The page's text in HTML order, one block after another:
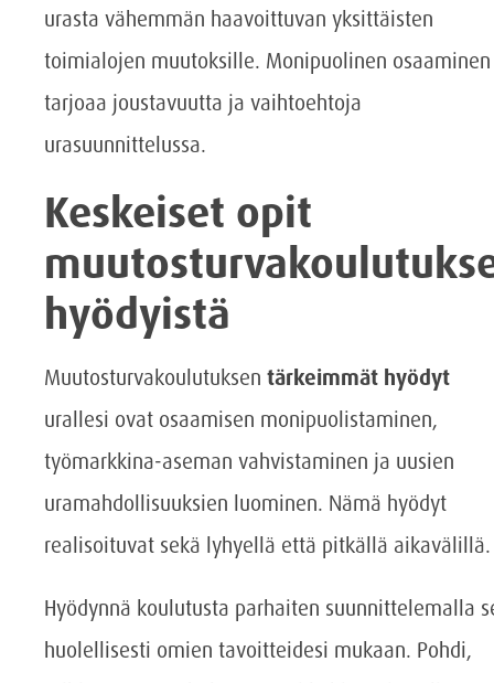
urasta vähemmän haavoittuvan yksittäisten
toimialojen muutoksille. Monipuolinen osaaminen
tarjoaa joustavuutta ja vaihtoehtoja
urasuunnittelussa.
Keskeiset opit
hyödyistä
Muutosturvakoulutuksen tärkeimmät hyödyt
urallesi ovat osaamisen monipuolistaminen,
työmarkkina-aseman vahvistaminen ja uusien
uramahdollisuuksien luominen. Nämä hyödyt
realisoituvat sekä lyhyellä että pitkällä aikavälillä.
Hyödynnä koulutusta parhaiten suunnittelemalla
huolellisesti omien tavoitteidesi mukaan. Pohdi,